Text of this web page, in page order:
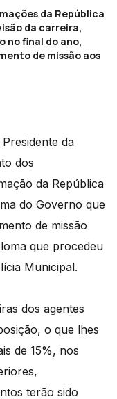
da República
da carreira,
no final do ano,
de missão aos
da
dos
da República
do Governo que
de missão
que procedeu
Municipal.
dos agentes
o que lhes
de 15%, nos
terão sido